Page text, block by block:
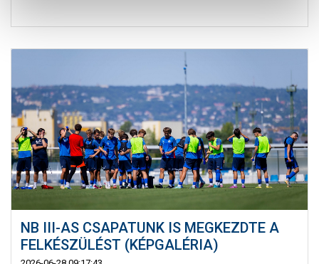
NB III-AS CSAPATUNK IS MEGKEZDTE A
FELKÉSZÜLÉST (KÉPGALÉRIA)